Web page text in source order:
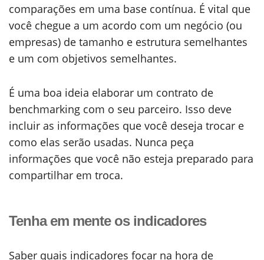
comparações em uma base contínua. É vital que
você chegue a um acordo com um negócio (ou
empresas) de tamanho e estrutura semelhantes
e um com objetivos semelhantes.
É uma boa ideia elaborar um contrato de
benchmarking com o seu parceiro. Isso deve
incluir as informações que você deseja trocar e
como elas serão usadas. Nunca peça
informações que você não esteja preparado para
compartilhar em troca.
Tenha em mente os indicadores
Saber quais indicadores focar na hora de